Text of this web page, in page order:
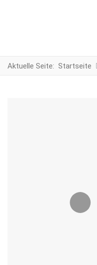
Aktuelle Seite: Startseite